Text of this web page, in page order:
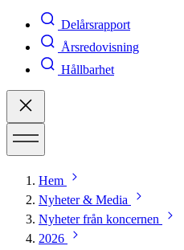
Delårsrapport
Årsredovisning
Hållbarhet
Hem
Nyheter & Media
Nyheter från koncernen
2026